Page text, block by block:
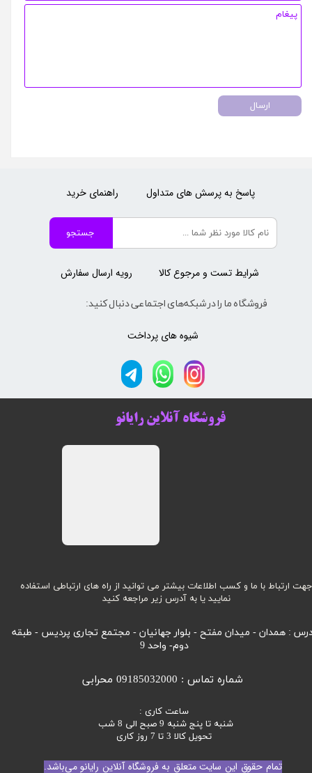
ارسال
تمام حقوق این سایت متعلق به فروشگاه آنلاین رایانو می‌باشد.
جهت ارتباط با ما و کسب اطلاعات بیشتر می توانید از راه های ارتباطی استفاده
نمایید یا به آدرس زیر مراجعه کنید
: همدان - میدان مفتح - بلوار جهانیان - مجتمع تجاری پردیس - طبقه
دوم- واحد 9
ساعت کاری :
شنبه تا پنج شنبه 9 صبح الی 8 شب
تحویل کالا 3 تا 7 روز کاری
شماره تماس : 09185032000 محرابی
فروشگاه آنلاین رایانو
جستجو
فروشگاه ما را در شبکه‌های اجتماعی دنبال کنید:
رویه ارسال سفارش
راهنمای خرید
شیوه های پرداخت
پاسخ به پرسش های متداول
شرایط تست و مرجوع کالا